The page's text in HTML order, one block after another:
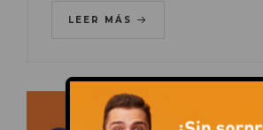
LEER MÁS